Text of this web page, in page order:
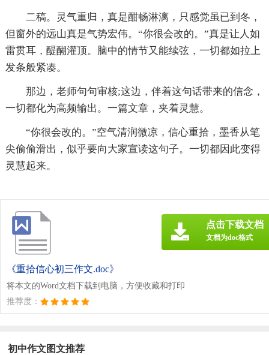
二稿。灵气重归，真是酣畅淋漓，只感觉虽已到冬，
但窗外的远山真是气势宏伟。“你很会改的。”真是让人如
雷贯耳，醍醐灌顶。脑中的情节又能续弦，一切都如拉上
发条般紧凑。
那边，老师句句审核;这边，伴着这句话带来的信念，
一切都化为高频输出。一篇文章，夹着灵慧。
“你很会改的。”空气清润微凉，信心重拾，墨香从笔
尖偷偷滑出，似乎要向大家宣读这句子。一切都因此变得
灵慧起来。
《重拾信心初三作文.doc》
将本文的Word文档下载到电脑，方便收藏和打印
推荐度：
点击下载文档
文档为doc格式
初中作文图文推荐